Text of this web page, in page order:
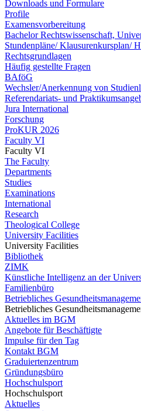
Downloads und Formulare
Profile
Examensvorbereitung
Bachelor Rechtswissenschaft,
Stundenpläne/ Klausurenkursplan/
Rechtsgrundlagen
Häufig gestellte Fragen
BAföG
Wechsler/Anerkennung von
Referendariats- und
Jura International
Forschung
ProKUR 2026
Faculty VI
Faculty VI
The Faculty
Departments
Studies
Examinations
International
Research
Theological College
University Facilities
University Facilities
Bibliothek
ZIMK
Künstliche Intelligenz an der
Familienbüro
Betriebliches
Betriebliches
Aktuelles im BGM
Angebote für Beschäftigte
Impulse für den Tag
Kontakt BGM
Graduiertenzentrum
Gründungsbüro
Hochschulsport
Hochschulsport
Aktuelles